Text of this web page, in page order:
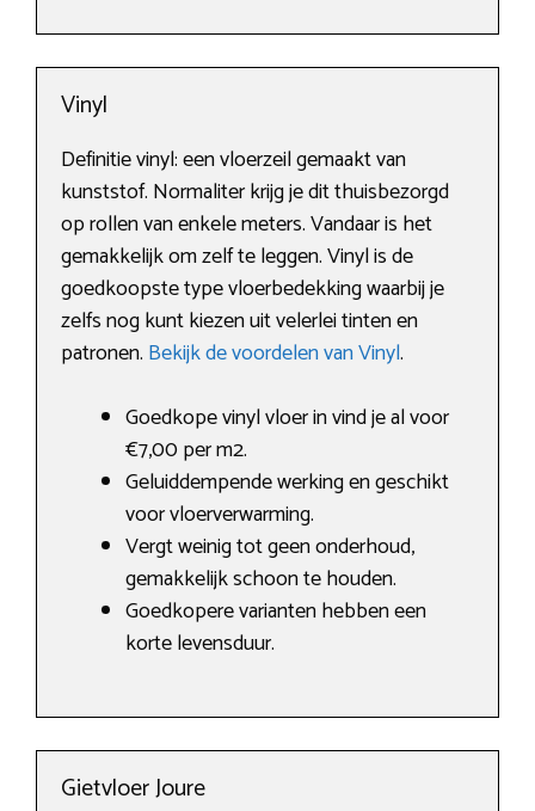
Vinyl
Definitie vinyl: een vloerzeil gemaakt van
kunststof. Normaliter krijg je dit thuisbezorgd
op rollen van enkele meters. Vandaar is het
gemakkelijk om zelf te leggen. Vinyl is de
goedkoopste type vloerbedekking waarbij je
zelfs nog kunt kiezen uit velerlei tinten en
patronen. Bekijk de voordelen van Vinyl.
Goedkope vinyl vloer in vind je al voor
€7,00 per m2.
Geluiddempende werking en geschikt
voor vloerverwarming.
Vergt weinig tot geen onderhoud,
gemakkelijk schoon te houden.
Goedkopere varianten hebben een
korte levensduur.
Gietvloer Joure